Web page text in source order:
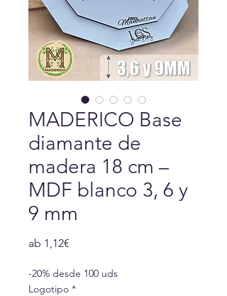
MADERICO Base
diamante de
madera 18 cm –
MDF blanco 3, 6 y
9 mm
ab 1,12€
-20% desde 100 uds
Logotipo *